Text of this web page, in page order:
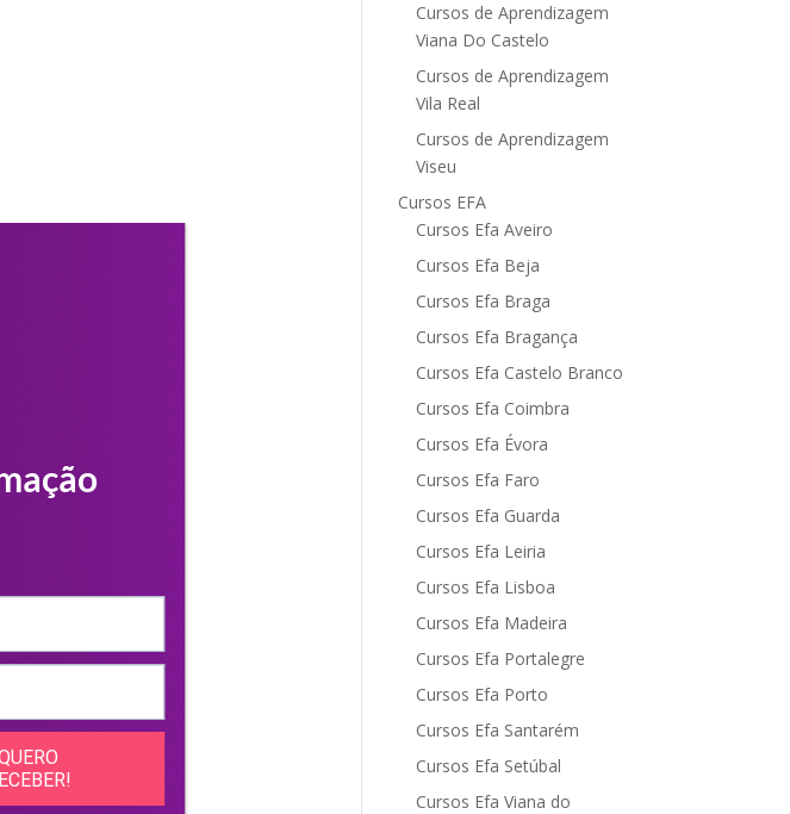
Cursos de Aprendizagem
Viana Do Castelo
Cursos de Aprendizagem
Vila Real
Cursos de Aprendizagem
Viseu
Cursos EFA
Cursos Efa Aveiro
Cursos Efa Beja
Cursos Efa Braga
Cursos Efa Bragança
Cursos Efa Castelo Branco
Cursos Efa Coimbra
Cursos Efa Évora
Cursos Efa Faro
Cursos Efa Guarda
Cursos Efa Leiria
Cursos Efa Lisboa
Cursos Efa Madeira
Cursos Efa Portalegre
Cursos Efa Porto
Cursos Efa Santarém
Cursos Efa Setúbal
Cursos Efa Viana do